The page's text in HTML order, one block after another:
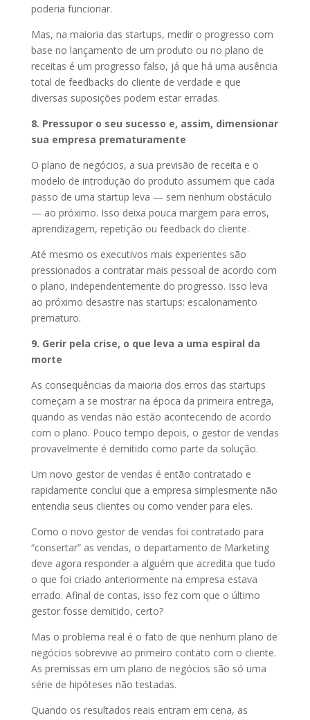
poderia funcionar.
Mas, na maioria das startups, medir o progresso com
base no lançamento de um produto ou no plano de
receitas é um progresso falso, já que há uma ausência
total de feedbacks do cliente de verdade e que
diversas suposições podem estar erradas.
8. Pressupor o seu sucesso e, assim, dimensionar
sua empresa prematuramente
O plano de negócios, a sua previsão de receita e o
modelo de introdução do produto assumem que cada
passo de uma startup leva — sem nenhum obstáculo
— ao próximo. Isso deixa pouca margem para erros,
aprendizagem, repetição ou feedback do cliente.
Até mesmo os executivos mais experientes são
pressionados a contratar mais pessoal de acordo com
o plano, independentemente do progresso. Isso leva
ao próximo desastre nas startups: escalonamento
prematuro.
9. Gerir pela crise, o que leva a uma espiral da
morte
As consequências da maioria dos erros das startups
começam a se mostrar na época da primeira entrega,
quando as vendas não estão acontecendo de acordo
com o plano. Pouco tempo depois, o gestor de vendas
provavelmente é demitido como parte da solução.
Um novo gestor de vendas é então contratado e
rapidamente conclui que a empresa simplesmente não
entendia seus clientes ou como vender para eles.
Como o novo gestor de vendas foi contratado para
“consertar” as vendas, o departamento de Marketing
deve agora responder a alguém que acredita que tudo
o que foi criado anteriormente na empresa estava
errado. Afinal de contas, isso fez com que o último
gestor fosse demitido, certo?
Mas o problema real é o fato de que nenhum plano de
negócios sobrevive ao primeiro contato com o cliente.
As premissas em um plano de negócios são só uma
série de hipóteses não testadas.
Quando os resultados reais entram em cena, as